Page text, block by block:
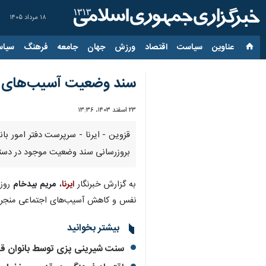
۱۸ مرداد ۱۴۰۵
عناوین‌ سیاست اقتصاد ورزش جهان جامعه فرهنگ
سند وضعیت آسیب‌های
۲۳ اسفند ۱۴۰۳، ۱۳:۳۶